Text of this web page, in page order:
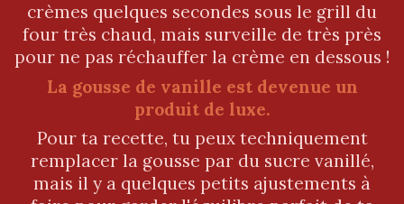
crèmes quelques secondes sous le grill du
four très chaud, mais surveille de très près
pour ne pas réchauffer la crème en dessous !
La gousse de vanille est devenue un
produit de luxe.
Pour ta recette, tu peux techniquement
remplacer la gousse par du sucre vanillé,
mais il y a quelques petits ajustements à